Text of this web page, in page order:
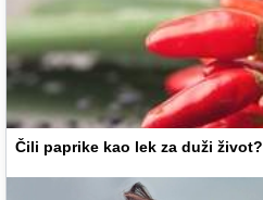
Čili paprike kao lek za duži život?